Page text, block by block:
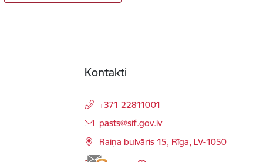
Kontakti
+371 22811001
E-pasts:
pasts@sif.gov.lv
Raiņa bulvāris 15, Rīga, LV-1050